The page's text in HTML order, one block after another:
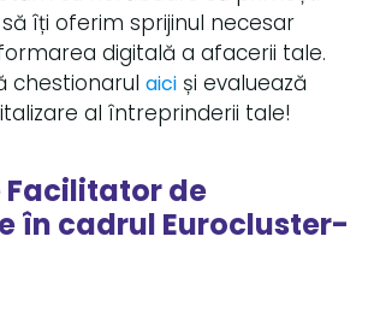
îți oferim sprijinul necesar
digitală a afacerii tale.
chestionarul aici și evaluează
al întreprinderii tale!
Facilitator de
în cadrul Eurocluster-